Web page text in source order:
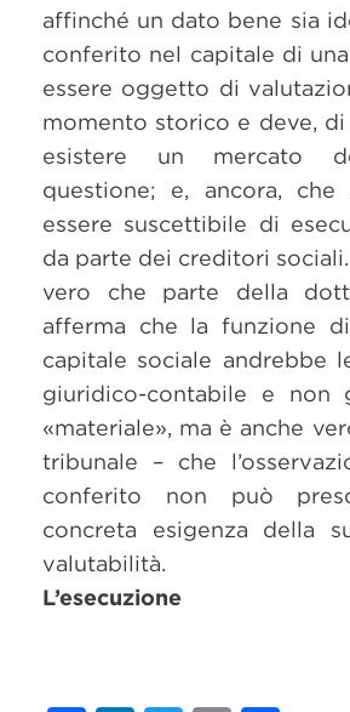
affinché un dato bene sia
conferito nel capitale di
essere oggetto di
momento storico e deve, di
esistere un mercato
questione; e, ancora,
essere suscettibile di
da parte dei creditori
vero che parte della
afferma che la funzione
capitale sociale andrebbe
giuridico-contabile e non
«materiale», ma è anche
tribunale – che
conferito non può
concreta esigenza della
valutabilità.
L’esecuzione